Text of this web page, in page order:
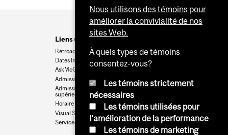
Liens utiles
Rétroaction
Dates Importantes
AskMcGill
Admission au premier cycle
Admissions aux cycles
supérieurs et postdoctoraux
Horaire des cours
Visual Schedule Builder
Services aux étudiants
Nous utilisons des témoins pour
améliorer la convivialité de nos
sites Web.
À quels types de témoins
consentez-vous?
Les témoins strictement
nécessaires
Les témoins utilisées pour
l'amélioration de la performance
Les témoins de marketing